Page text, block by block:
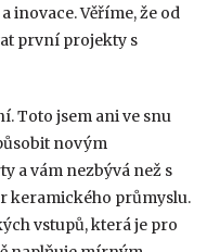
Věříme, že od
první projekty s
Toto jsem ani ve snu
novým
a vám nezbývá než s
keramického průmyslu.
vstupů, která je pro